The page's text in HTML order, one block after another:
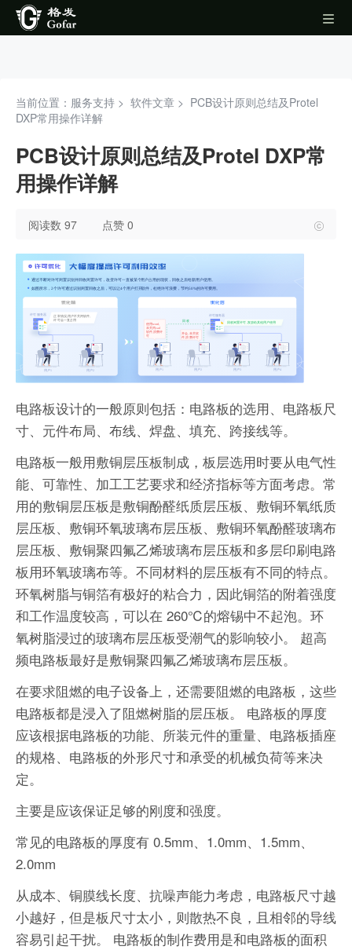
当前位置：服务支持 > 软件文章 > PCB设计原则总结及Protel
DXP常用操作详解
PCB设计原则总结及Protel DXP常
用操作详解
阅读数 97 点赞 0
电路板设计的一般原则包括：电路板的选用、电路板尺
寸、元件布局、布线、焊盘、填充、跨接线等。
电路板一般用敷铜层压板制成，板层选用时要从电气性
能、可靠性、加工工艺要求和经济指标等方面考虑。常
用的敷铜层压板是敷铜酚醛纸质层压板、敷铜环氧纸质
层压板、敷铜环氧玻璃布层压板、敷铜环氧酚醛玻璃布
层压板、敷铜聚四氟乙烯玻璃布层压板和多层印刷电路
板用环氧玻璃布等。不同材料的层压板有不同的特点。
环氧树脂与铜箔有极好的粘合力，因此铜箔的附着强度
和工作温度较高，可以在 260℃的熔锡中不起泡。环
氧树脂浸过的玻璃布层压板受潮气的影响较小。 超高
频电路板最好是敷铜聚四氟乙烯玻璃布层压板。
在要求阻燃的电子设备上，还需要阻燃的电路板，这些
电路板都是浸入了阻燃树脂的层压板。 电路板的厚度
应该根据电路板的功能、所装元件的重量、电路板插座
的规格、电路板的外形尺寸和承受的机械负荷等来决
定。
主要是应该保证足够的刚度和强度。
常见的电路板的厚度有 0.5mm、1.0mm、1.5mm、
2.0mm
从成本、铜膜线长度、抗噪声能力考虑，电路板尺寸越
小越好，但是板尺寸太小，则散热不良，且相邻的导线
容易引起干扰。 电路板的制作费用是和电路板的面积